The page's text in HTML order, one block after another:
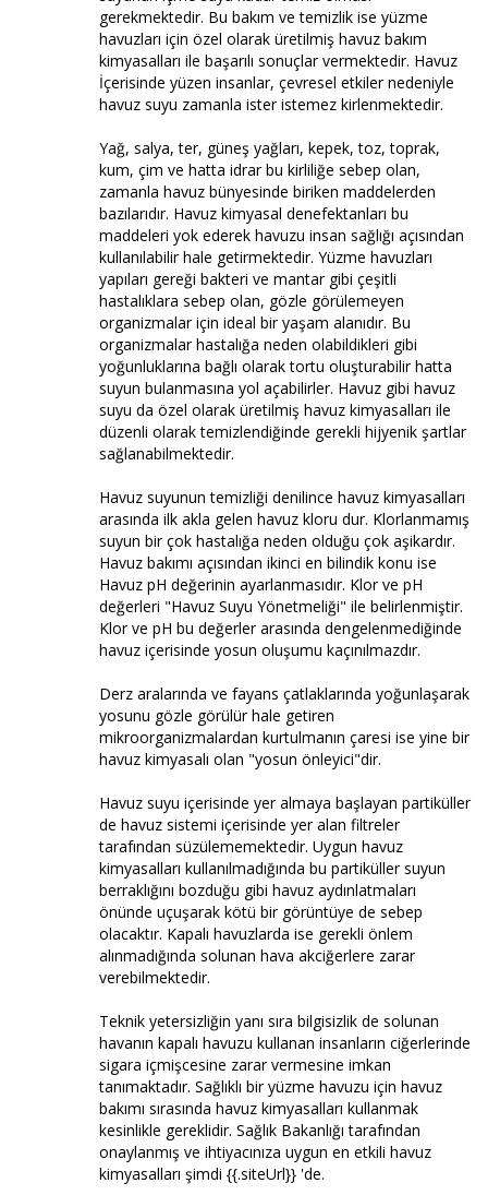
gerekmektedir. Bu bakım ve temizlik ise yüzme
havuzları için özel olarak üretilmiş havuz bakım
kimyasalları ile başarılı sonuçlar vermektedir. Havuz
İçerisinde yüzen insanlar, çevresel etkiler nedeniyle
havuz suyu zamanla ister istemez kirlenmektedir.
Yağ, salya, ter, güneş yağları, kepek, toz, toprak,
kum, çim ve hatta idrar bu kirliliğe sebep olan,
zamanla havuz bünyesinde biriken maddelerden
bazılarıdır. Havuz kimyasal denefektanları bu
maddeleri yok ederek havuzu insan sağlığı açısından
kullanılabilir hale getirmektedir. Yüzme havuzları
yapıları gereği bakteri ve mantar gibi çeşitli
hastalıklara sebep olan, gözle görülemeyen
organizmalar için ideal bir yaşam alanıdır. Bu
organizmalar hastalığa neden olabildikleri gibi
yoğunluklarına bağlı olarak tortu oluşturabilir hatta
suyun bulanmasına yol açabilirler. Havuz gibi havuz
suyu da özel olarak üretilmiş havuz kimyasalları ile
düzenli olarak temizlendiğinde gerekli hijyenik şartlar
sağlanabilmektedir.
Havuz suyunun temizliği denilince havuz kimyasalları
arasında ilk akla gelen havuz kloru dur. Klorlanmamış
suyun bir çok hastalığa neden olduğu çok aşikardır.
Havuz bakımı açısından ikinci en bilindik konu ise
Havuz pH değerinin ayarlanmasıdır. Klor ve pH
değerleri "Havuz Suyu Yönetmeliği" ile belirlenmiştir.
Klor ve pH bu değerler arasında dengelenmediğinde
havuz içerisinde yosun oluşumu kaçınılmazdır.
Derz aralarında ve fayans çatlaklarında yoğunlaşarak
yosunu gözle görülür hale getiren
mikroorganizmalardan kurtulmanın çaresi ise yine bir
havuz kimyasalı olan "yosun önleyici"dir.
Havuz suyu içerisinde yer almaya başlayan partiküller
de havuz sistemi içerisinde yer alan filtreler
tarafından süzülememektedir. Uygun havuz
kimyasalları kullanılmadığında bu partiküller suyun
berraklığını bozduğu gibi havuz aydınlatmaları
önünde uçuşarak kötü bir görüntüye de sebep
olacaktır. Kapalı havuzlarda ise gerekli önlem
alınmadığında solunan hava akciğerlere zarar
verebilmektedir.
Teknik yetersizliğin yanı sıra bilgisizlik de solunan
havanın kapalı havuzu kullanan insanların ciğerlerinde
sigara içmişcesine zarar vermesine imkan
tanımaktadır. Sağlıklı bir yüzme havuzu için havuz
bakımı sırasında havuz kimyasalları kullanmak
kesinlikle gereklidir. Sağlık Bakanlığı tarafından
onaylanmış ve ihtiyacınıza uygun en etkili havuz
kimyasalları şimdi {{.siteUrl}} 'de.